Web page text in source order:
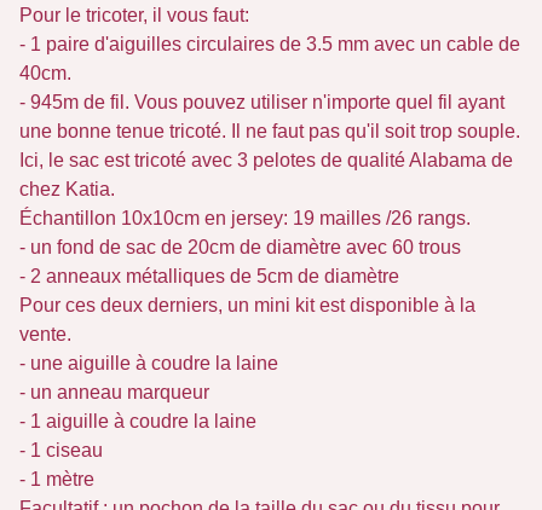
Pour le tricoter, il vous faut:
- 1 paire d'aiguilles circulaires de 3.5 mm avec un cable de
40cm.
- 945m de fil. Vous pouvez utiliser n'importe quel fil ayant
une bonne tenue tricoté. Il ne faut pas qu'il soit trop souple.
Ici, le sac est tricoté avec 3 pelotes de qualité Alabama de
chez Katia.
Échantillon 10x10cm en jersey: 19 mailles /26 rangs.
- un fond de sac de 20cm de diamètre avec 60 trous
- 2 anneaux métalliques de 5cm de diamètre
Pour ces deux derniers, un mini kit est disponible à la
vente.
- une aiguille à coudre la laine
- un anneau marqueur
- 1 aiguille à coudre la laine
- 1 ciseau
- 1 mètre